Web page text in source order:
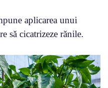
aplicarea unui
să cicatrizeze rănile.